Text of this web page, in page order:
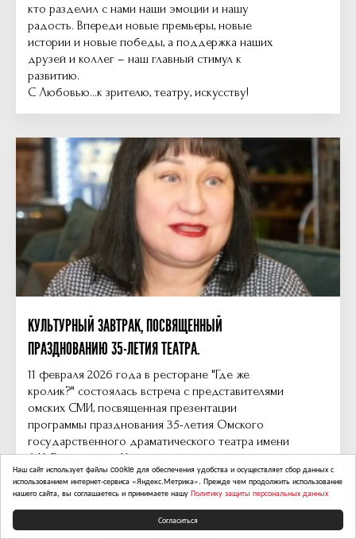
Согласиться
Наш сайт использует файлы cookie для обеспечения удобства и осуществляет сбор данных с
использованием интернет-сервиса «Яндекс.Метрика». Прежде чем продолжить использование
нашего сайта, вы соглашаетесь и принимаете нашу Политику защиты персональных данных
кто разделил с нами наши эмоции и нашу
радость. Впереди новые премьеры, новые
истории и новые победы, а поддержка наших
друзей и коллег – наш главный стимул к
развитию.
С Любовью...к зрителю, театру, искусству!
КУЛЬТУРНЫЙ ЗАВТРАК, ПОСВЯЩЕННЫЙ
ПРАЗДНОВАНИЮ 35-ЛЕТИЯ ТЕАТРА.
11 февраля 2026 года в ресторане "Где же
кролик?" состоялась встреча с представителями
омских СМИ, посвященная презентации
программы празднования 35-летия Омского
государственного драматического театра имени
Л.И. Ермолаевой. На мероприятии
присутствовали директор театра Татьяна
Николаевна Сухонина, художественный
руководитель Сергей Борисович Волков, а также
режиссеры предстоящего театрального шоу